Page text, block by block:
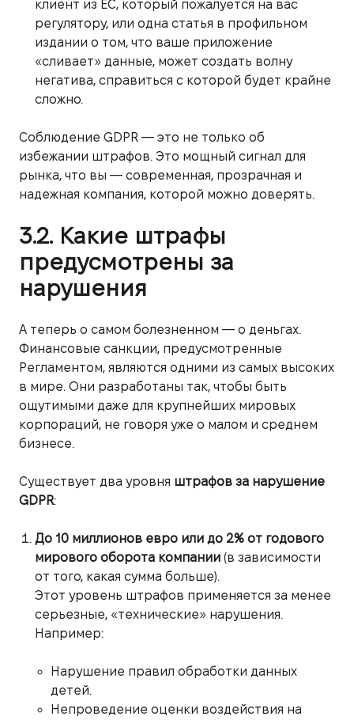
клиент из ЕС, который пожалуется на вас
регулятору, или одна статья в профильном
издании о том, что ваше приложение
«сливает» данные, может создать волну
негатива, справиться с которой будет крайне
сложно.
Соблюдение GDPR — это не только об
избежании штрафов. Это мощный сигнал для
рынка, что вы — современная, прозрачная и
надежная компания, которой можно доверять.
3.2. Какие штрафы
предусмотрены за
нарушения
А теперь о самом болезненном — о деньгах.
Финансовые санкции, предусмотренные
Регламентом, являются одними из самых высоких
в мире. Они разработаны так, чтобы быть
ощутимыми даже для крупнейших мировых
корпораций, не говоря уже о малом и среднем
бизнесе.
Существует два уровня штрафов за нарушение
GDPR:
До 10 миллионов евро или до 2% от годового
мирового оборота компании (в зависимости
от того, какая сумма больше).
Этот уровень штрафов применяется за менее
серьезные, «технические» нарушения.
Например:
Нарушение правил обработки данных
детей.
Непроведение оценки воздействия на